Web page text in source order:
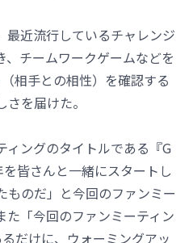
最近流行しているチャレンジ
、チームワークゲームなどを
相手との相性）を確認する
を届けた。
ィングのタイトルである『G
皆さんと一緒にスタートし
ものだ」と今回のファンミー
た「今回のファンミーティン
だけに、ウォーミングアッ